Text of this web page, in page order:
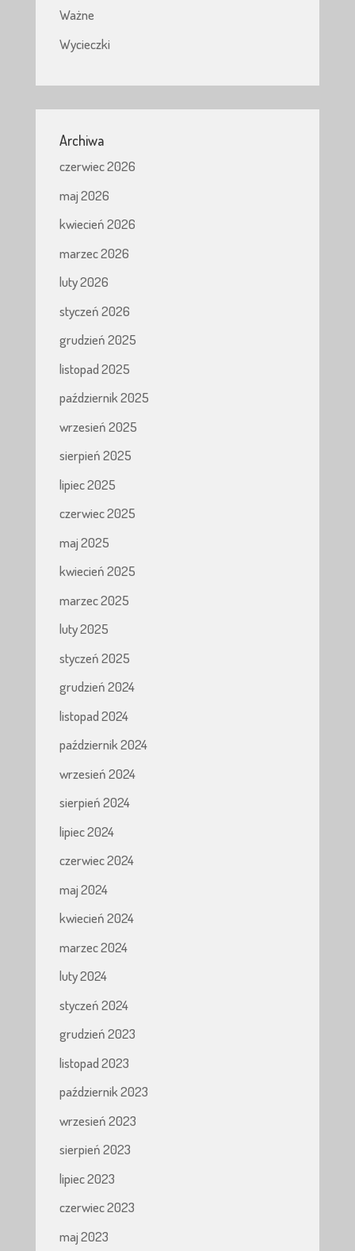
Ważne
Wycieczki
Archiwa
czerwiec 2026
maj 2026
kwiecień 2026
marzec 2026
luty 2026
styczeń 2026
grudzień 2025
listopad 2025
październik 2025
wrzesień 2025
sierpień 2025
lipiec 2025
czerwiec 2025
maj 2025
kwiecień 2025
marzec 2025
luty 2025
styczeń 2025
grudzień 2024
listopad 2024
październik 2024
wrzesień 2024
sierpień 2024
lipiec 2024
czerwiec 2024
maj 2024
kwiecień 2024
marzec 2024
luty 2024
styczeń 2024
grudzień 2023
listopad 2023
październik 2023
wrzesień 2023
sierpień 2023
lipiec 2023
czerwiec 2023
maj 2023